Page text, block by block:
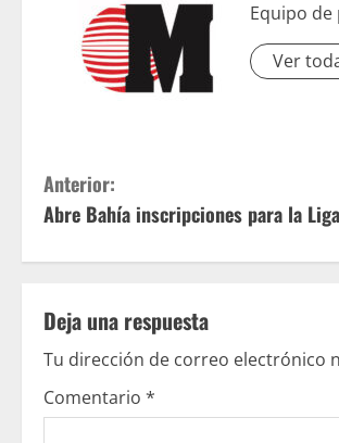
Equipo
Ver
S
i
g
u
e
l
Anterior:
Abre Bahía inscripciones para la
Deja una respuesta
Tu dirección de correo electrónico
Comentario *